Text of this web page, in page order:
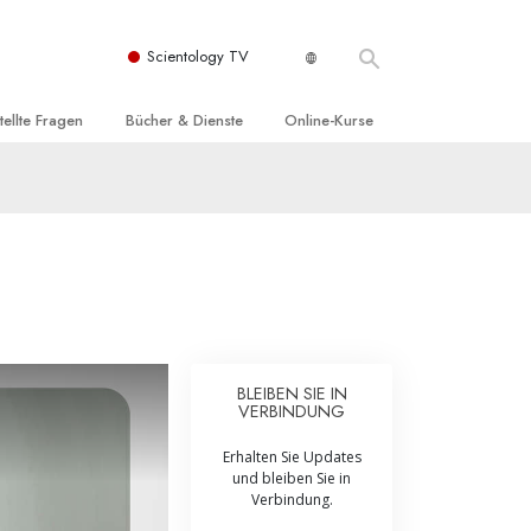
Scientology TV
Fragen
der Scientology
Bücher & Dienste
Dienste
Online-Kurse
Beistände bei Krankheiten und
BLEIBEN SIE IN
VERBINDUNG
Erhalten Sie Updates
und bleiben Sie in
Verbindung.